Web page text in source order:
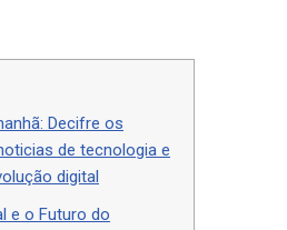
Decifre os
de tecnologia e
digital
e o Futuro do